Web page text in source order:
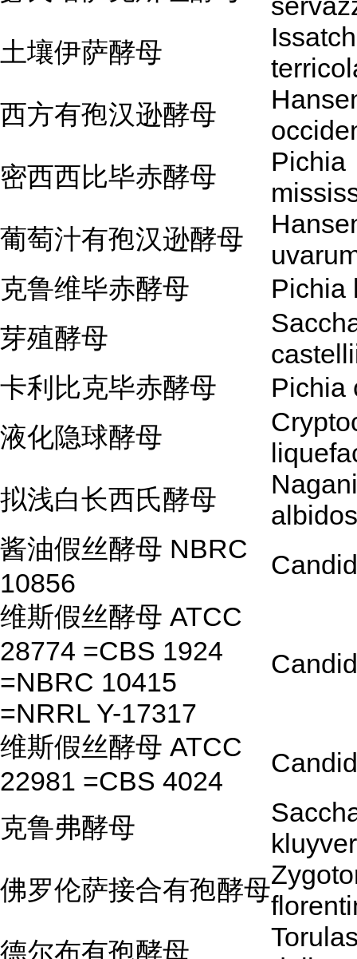
土壤伊萨酵母
西方有孢汉逊酵母
密西西比毕赤酵母
Pichia
葡萄汁有孢汉逊酵母
克鲁维毕赤酵母
Pichia
芽殖酵母
卡利比克毕赤酵母
Pichia
液化隐球酵母
拟浅白长西氏酵母
酱油假丝酵母 NBRC
10856
维斯假丝酵母 ATCC
28774 =CBS 1924
=NBRC 10415
=NRRL Y-17317
维斯假丝酵母 ATCC
22981 =CBS 4024
克鲁弗酵母
佛罗伦萨接合有孢酵母
德尔布有孢酵母